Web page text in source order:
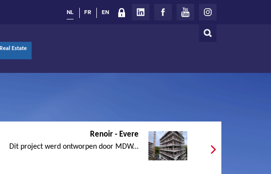
Zoeken
NL FR EN
Real Estate
Renoir - Evere
Dit project werd ontworpen door MDW...